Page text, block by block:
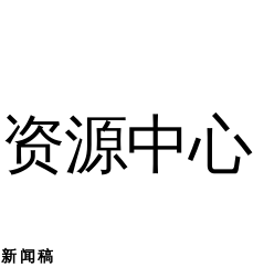
资源中心
新闻稿